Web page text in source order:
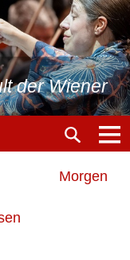
der Wiener
Morgen